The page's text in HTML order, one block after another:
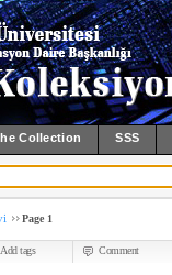
Collection SSS
Page 1
Add tags Comment